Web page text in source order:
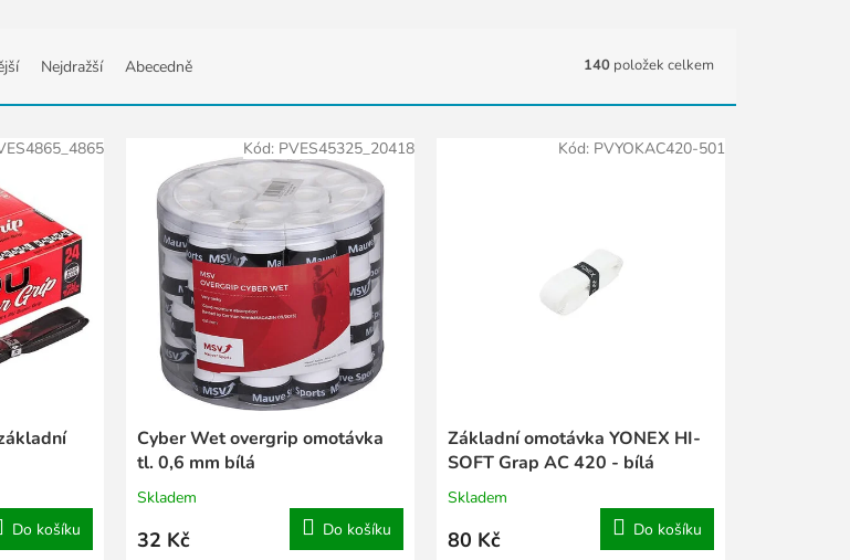
Nejdražší Abecedně 140 položek celkem
Do košíku
Cyber Wet overgrip omotávka
tl. 0,6 mm bílá
Skladem
32 Kč Do košíku
Kód: PVES45325_20418
Základní omotávka YONEX HI-
SOFT Grap AC 420 - bílá
Skladem
80 Kč Do košíku
Kód: PVYOKAC420-501